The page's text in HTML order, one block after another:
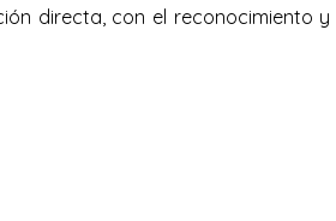
directa, con el reconocimiento